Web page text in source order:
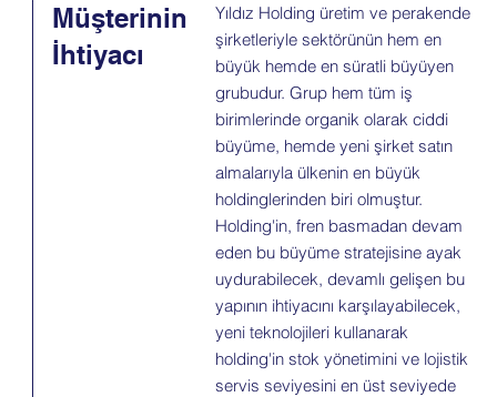
Yıldız Holding üretim ve perakende
şirketleriyle sektörünün hem en
büyük hemde en süratli büyüyen
grubudur. Grup hem tüm iş
birimlerinde organik olarak ciddi
büyüme, hemde yeni şirket satın
almalarıyla ülkenin en büyük
holdinglerinden biri olmuştur.
Holding'in, fren basmadan devam
eden bu büyüme stratejisine ayak
uydurabilecek, devamlı gelişen bu
yapının ihtiyacını karşılayabilecek,
yeni teknolojileri kullanarak
holding'in stok yönetimini ve lojistik
servis seviyesini en üst seviyede
Müşterinin
İhtiyacı